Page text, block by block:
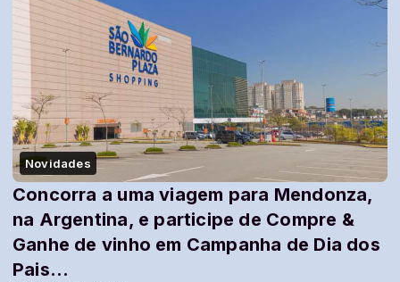
Novidades
Concorra a uma viagem para Mendonza,
na Argentina, e participe de Compre &
Ganhe de vinho em Campanha de Dia dos
Pais...